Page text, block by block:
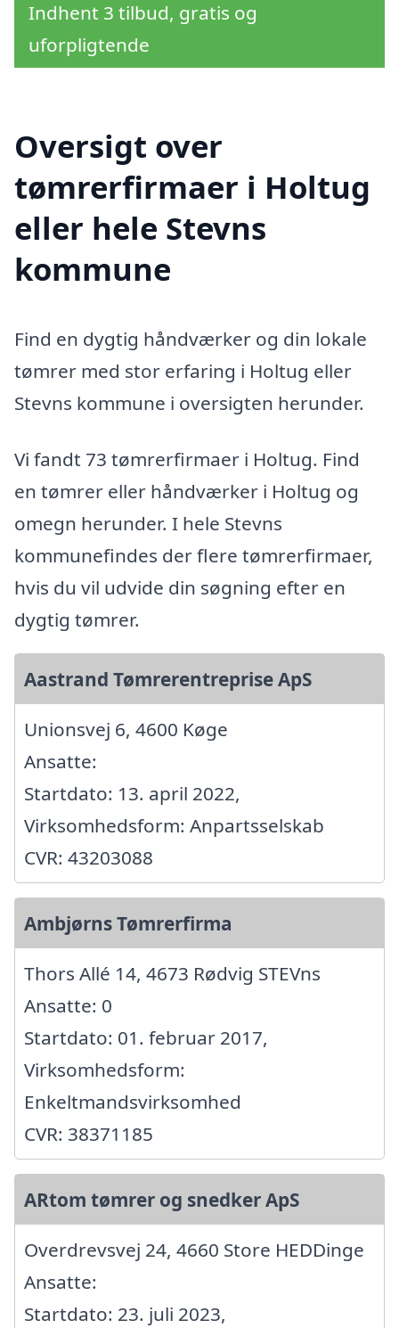
Indhent 3 tilbud, gratis og
uforpligtende
Oversigt over
tømrerfirmaer i Holtug
eller hele Stevns
kommune
Find en dygtig håndværker og din lokale
tømrer med stor erfaring i Holtug eller
Stevns kommune i oversigten herunder.
Vi fandt 73 tømrerfirmaer i Holtug. Find
en tømrer eller håndværker i Holtug og
omegn herunder. I hele Stevns
kommunefindes der flere tømrerfirmaer,
hvis du vil udvide din søgning efter en
dygtig tømrer.
Aastrand Tømrerentreprise ApS
Unionsvej 6, 4600 Køge
Ansatte:
Startdato: 13. april 2022,
Virksomhedsform: Anpartsselskab
CVR: 43203088
Ambjørns Tømrerfirma
Thors Allé 14, 4673 Rødvig STEVns
Ansatte: 0
Startdato: 01. februar 2017,
Virksomhedsform:
Enkeltmandsvirksomhed
CVR: 38371185
ARtom tømrer og snedker ApS
Overdrevsvej 24, 4660 Store HEDDinge
Ansatte:
Startdato: 23. juli 2023,